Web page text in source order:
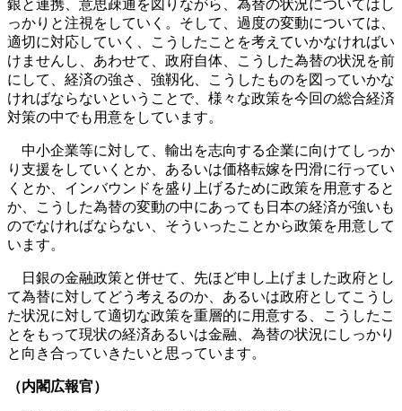
銀と連携、意思疎通を図りながら、為替の状況についてはし
っかりと注視をしていく。そして、過度の変動については、
適切に対応していく、こうしたことを考えていかなければい
けませんし、あわせて、政府自体、こうした為替の状況を前
にして、経済の強さ、強靱化、こうしたものを図っていかな
ければならないということで、様々な政策を今回の総合経済
対策の中でも用意をしています。
中小企業等に対して、輸出を志向する企業に向けてしっか
り支援をしていくとか、あるいは価格転嫁を円滑に行ってい
くとか、インバウンドを盛り上げるために政策を用意すると
か、こうした為替の変動の中にあっても日本の経済が強いも
のでなければならない、そういったことから政策を用意して
います。
日銀の金融政策と併せて、先ほど申し上げました政府とし
て為替に対してどう考えるのか、あるいは政府としてこうし
た状況に対して適切な政策を重層的に用意する、こうしたこ
とをもって現状の経済あるいは金融、為替の状況にしっかり
と向き合っていきたいと思っています。
（内閣広報官）